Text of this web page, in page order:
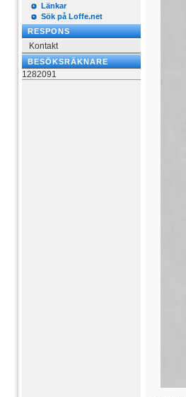
Länkar
Sök på Loffe.net
RESPONS
Kontakt
BESÖKSRÄKNARE
1282091